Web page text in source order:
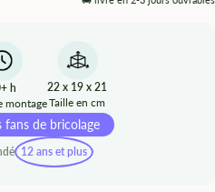
h
montage
22 x 19 x 21
Taille en cm
fans de bricolage
12 ans et plus